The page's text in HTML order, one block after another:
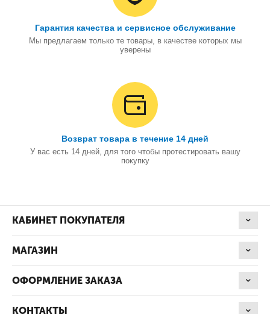
Гарантия качества и сервисное обслуживание
Мы предлагаем только те товары, в качестве которых мы
уверены
Возврат товара в течение 14 дней
У вас есть 14 дней, для того чтобы протестировать вашу
покупку
КАБИНЕТ ПОКУПАТЕЛЯ
МАГАЗИН
ОФОРМЛЕНИЕ ЗАКАЗА
КОНТАКТЫ